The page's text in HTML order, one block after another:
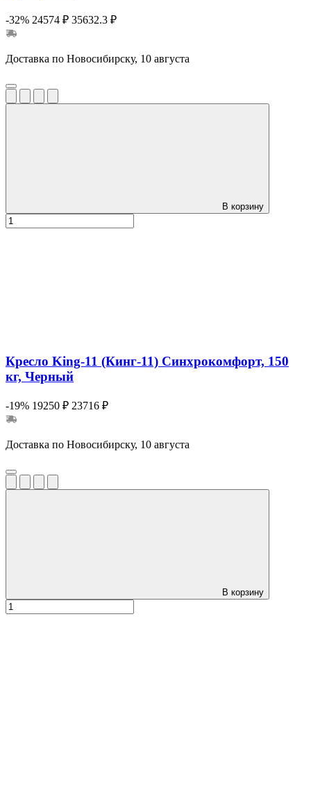
-32% 24574 ₽ 35632.3 ₽
Доставка по Новосибирску, 10 августа
В корзину
Кресло King-11 (Кинг-11) Синхрокомфорт, 150
кг, Черный
-19% 19250 ₽ 23716 ₽
Доставка по Новосибирску, 10 августа
В корзину